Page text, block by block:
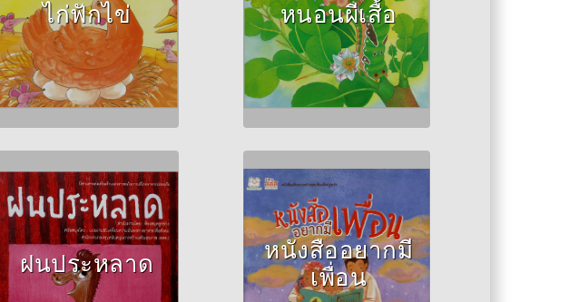
ไก่ฟักไข่ หนอนผีเสื้อ
ฝนประหลาด
Author :ลัดดา สงกระ
สินธ์
หนังสืออยากมี
เพื่อน
Author :วัฒนาวดี พุ่ม
ไชย